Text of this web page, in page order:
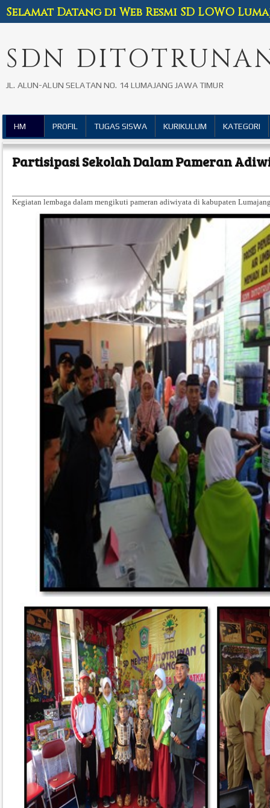
SDN
JL. ALUN-ALUN SELATAN NO. 14 LUMAJANG JAWA TIMUR
Selamat Datang di Web Resmi SD LOWO
HM PROFIL TUGAS SISWA KURIKULUM KATEGORI
Partisipasi Sekolah Dalam Pameran
Kegiatan lembaga dalam mengikuti pameran adiwiyata di kabupaten